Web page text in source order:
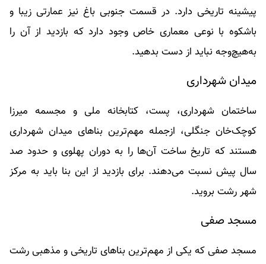
پیشینه تاریخی دارد. در قسمت جنوبی باغ نیز عمارتی زیبا و
باشکوه با نوعی معماری خاص وجود دارد که بازدید از آن را
به‌هیچ‌وجه نباید از دست بدهید.
میدان شهرداری
ساختمان شهرداری، پست، کتابخانه ملی و مجسمه میرزا
کوچک‌خان جنگلی، ازجمله مهم‌ترین بناهای میدان شهرداری
هستند که تاریخ ساخت آن‌ها را به دوران پهلوی و حدود صد
سال پیش نسبت می‌دهند. برای بازدید از این بنا باید به مرکز
شهر رشت بروید.
مسجد صفی
مسجد صفی که یکی از مهم‌ترین بناهای تاریخی و مذهبی رشت